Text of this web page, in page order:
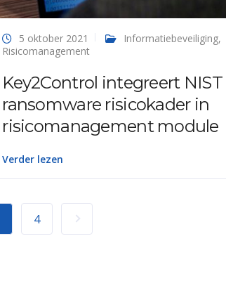
5 oktober 2021 Informatiebeveiliging,
Risicomanagement
Key2Control integreert NIST
ransomware risicokader in
risicomanagement module
Verder lezen
4